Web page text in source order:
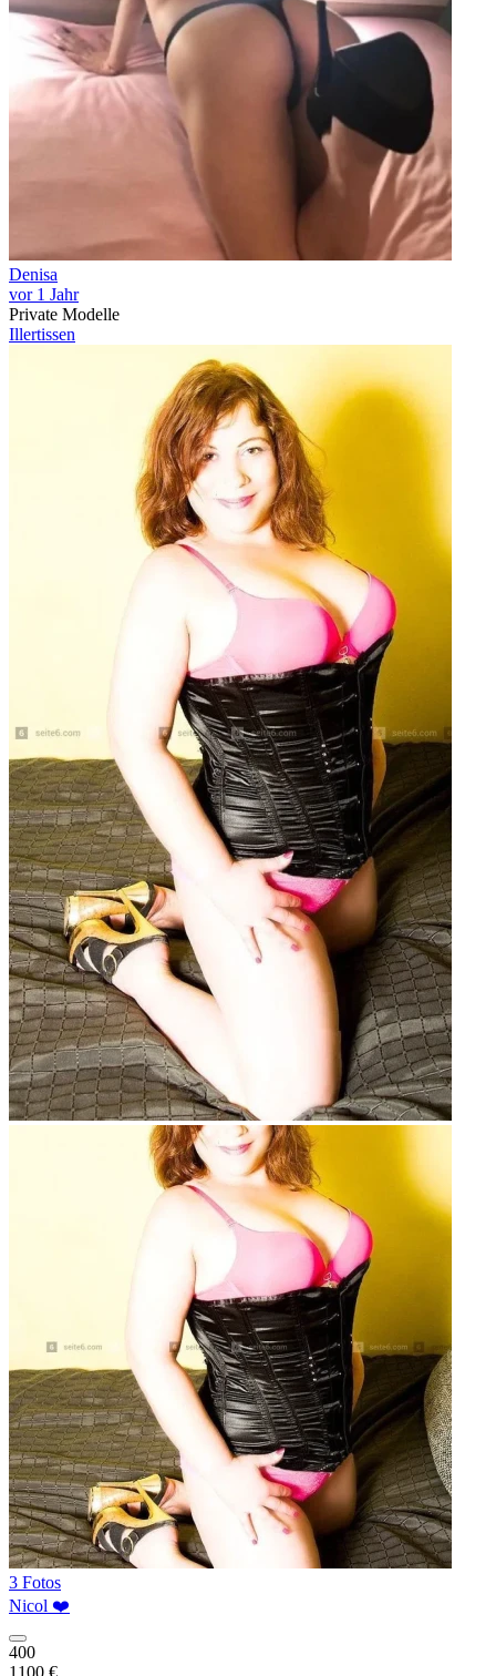
Denisa
vor 1 Jahr
Private Modelle
Illertissen
3 Fotos
Nicol ❤️
400
1100 €